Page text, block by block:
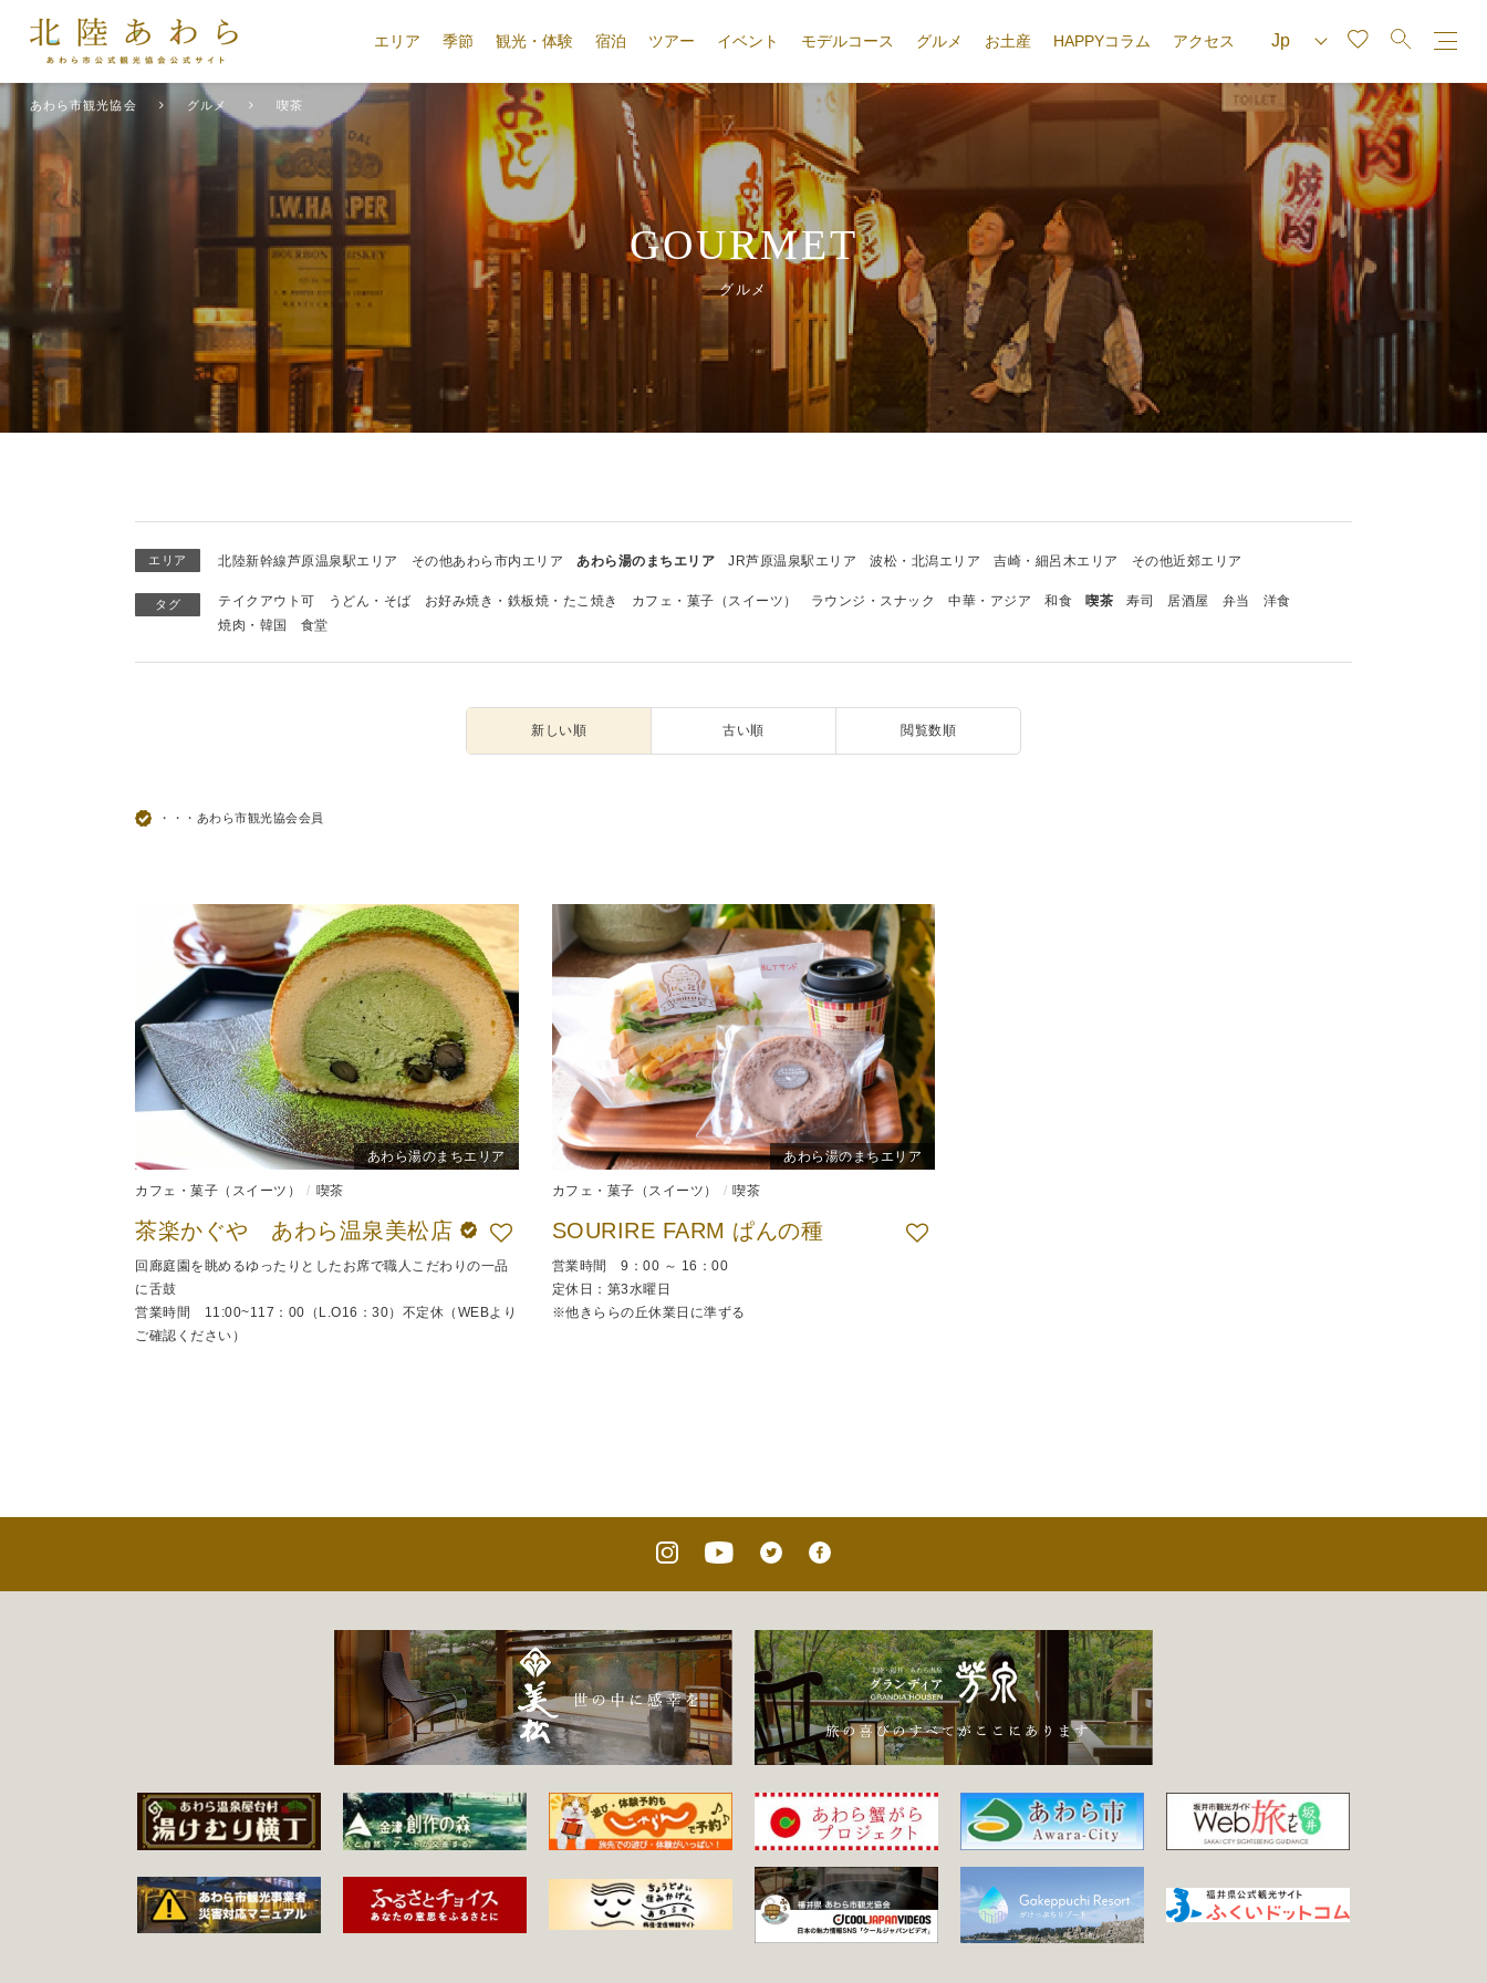
エリア 季節 観光・体験 宿泊 ツアー イベント モデルコース グルメ お土産 HAPPYコラム アクセス
あわら市観光協会 グルメ 喫茶
GOURMET
グルメ
エリア 北陸新幹線芦原温泉駅エリア その他あわら市内エリア あわら湯のまちエリア JR芦原温泉駅エリア 波松・北潟エリア 吉崎・細呂木エリア その他近郊エリア
タグ テイクアウト可 うどん・そば お好み焼き・鉄板焼・たこ焼き カフェ・菓子（スイーツ） ラウンジ・スナック 中華・アジア 和食 喫茶 寿司 居酒屋 弁当
洋食
焼肉・韓国
食堂
新しい順 古い順 閲覧数順
・・・あわら市観光協会会員
あわら湯のまちエリア
カフェ・菓子（スイーツ） 喫茶
茶楽かぐや あわら温泉美松店
回廊庭園を眺めるゆったりとしたお席で職人こだわりの一品
に舌鼓
営業時間 11:00~117：00（L.O16：30）不定休（WEBより
ご確認ください）
あわら湯のまちエリア
カフェ・菓子（スイーツ） 喫茶
SOURIRE FARM ぱんの種
営業時間 9：00 ～ 16：00
定休日：第3水曜日
※他きららの丘休業日に準ずる